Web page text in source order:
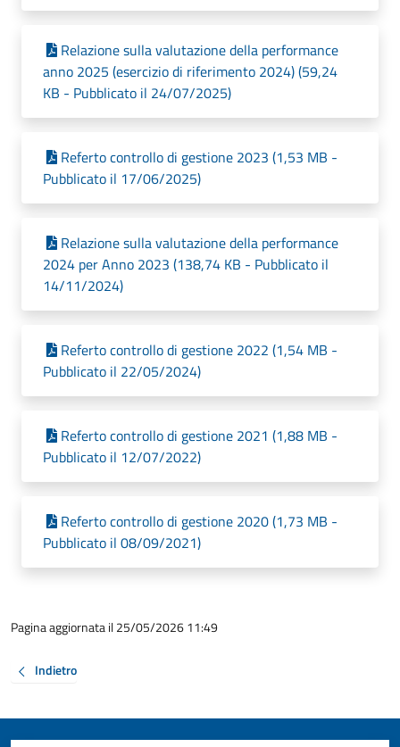
Relazione sulla valutazione della performance
anno 2025 (esercizio di riferimento 2024) (59,24
KB - Pubblicato il 24/07/2025)
Referto controllo di gestione 2023 (1,53 MB -
Pubblicato il 17/06/2025)
Relazione sulla valutazione della performance
2024 per Anno 2023 (138,74 KB - Pubblicato il
14/11/2024)
Referto controllo di gestione 2022 (1,54 MB -
Pubblicato il 22/05/2024)
Referto controllo di gestione 2021 (1,88 MB -
Pubblicato il 12/07/2022)
Referto controllo di gestione 2020 (1,73 MB -
Pubblicato il 08/09/2021)
Pagina aggiornata il 25/05/2026 11:49
Indietro